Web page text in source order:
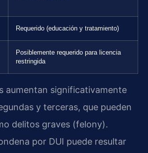
Requerido (educación y tratamiento)
Posiblemente requerido para licencia
restringida
aumentan significativamente
y terceras, que pueden
delitos graves (felony).
por DUI puede resultar